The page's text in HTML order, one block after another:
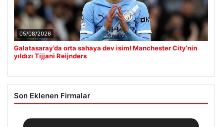
05/08/2026
Galatasaray’da orta sahaya dev isim! Manchester City’nin
yıldızı Tijjani Reijnders
Son Eklenen Firmalar